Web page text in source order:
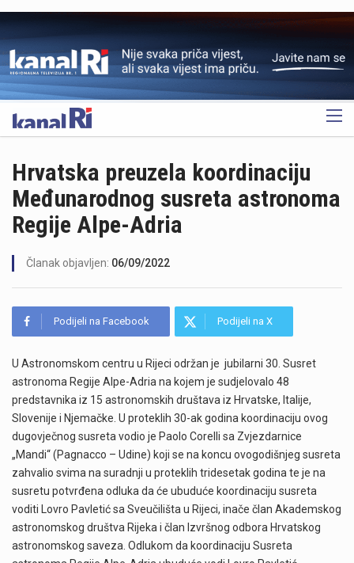
OGLAS
Hrvatska preuzela koordinaciju
Međunarodnog susreta astronoma
Regije Alpe-Adria
Članak objavljen: 06/09/2022
Podijeli na Facebook Podijeli na X
U Astronomskom centru u Rijeci održan je jubilarni 30. Susret
astronoma Regije Alpe-Adria na kojem je sudjelovalo 48
predstavnika iz 15 astronomskih društava iz Hrvatske, Italije,
Slovenije i Njemačke. U proteklih 30-ak godina koordinaciju ovog
dugovječnog susreta vodio je Paolo Corelli sa Zvjezdarnice
„Mandi“ (Pagnacco – Udine) koji se na koncu ovogodišnjeg susreta
zahvalio svima na suradnji u proteklih tridesetak godina te je na
susretu potvrđena odluka da će ubuduće koordinaciju susreta
voditi Lovro Pavletić sa Sveučilišta u Rijeci, inače član Akademskog
astronomskog društva Rijeka i član Izvršnog odbora Hrvatskog
astronomskog saveza. Odlukom da koordinaciju Susreta